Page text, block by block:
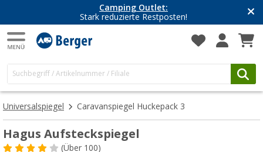
Camping Outlet:
Stark reduzierte Restposten!
Universalspiegel Caravanspiegel Huckepack 3
Hagus Aufsteckspiegel
(Über100)